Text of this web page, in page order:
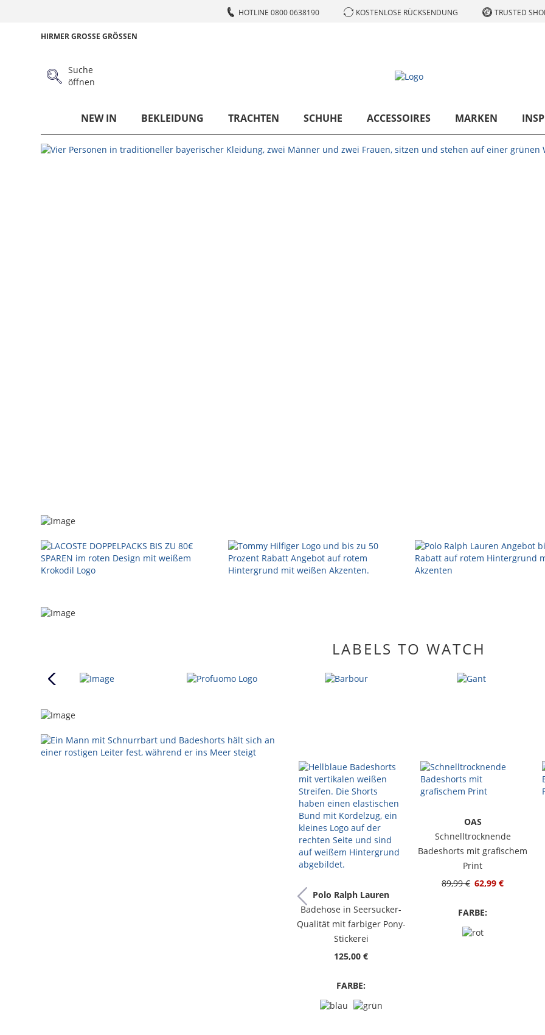
HOTLINE 0800 0638190 KOSTENLOSE RÜCKSENDUNG TRUSTED
HIRMER GROSSE GRÖSSEN
Suche
öffnen
NEW IN BEKLEIDUNG TRACHTEN SCHUHE ACCESSOIRES MARKEN
LABELS TO WATCH
Polo Ralph Lauren
Badehose in Seersucker-
Qualität mit farbiger Pony-
Stickerei
125,00 €
FARBE:
OAS
Schnelltrocknende
Badeshorts mit grafischem
Print
89,99 € 62,99 €
FARBE: